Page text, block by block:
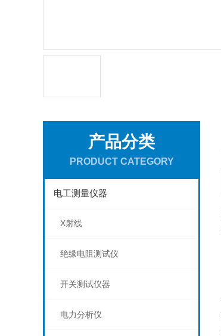
产品分类
PRODUCT CATEGORY
电工测量仪器
X射线
绝缘电阻测试仪
开关测试仪器
电力分析仪